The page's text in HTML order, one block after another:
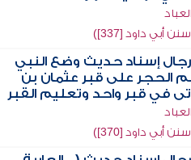
داود [337])
إسناد حديث وضع النبي
الحجر على قبر عثمان بن
في قبر واحد وتعليم القبر
داود [370])